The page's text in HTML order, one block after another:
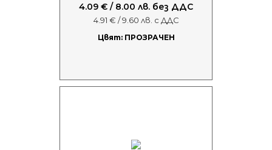
4.09 € / 8.00 лв. без ДДС
4.91 € / 9.60 лв. с ДДС
Цвят: ПРОЗРАЧЕН